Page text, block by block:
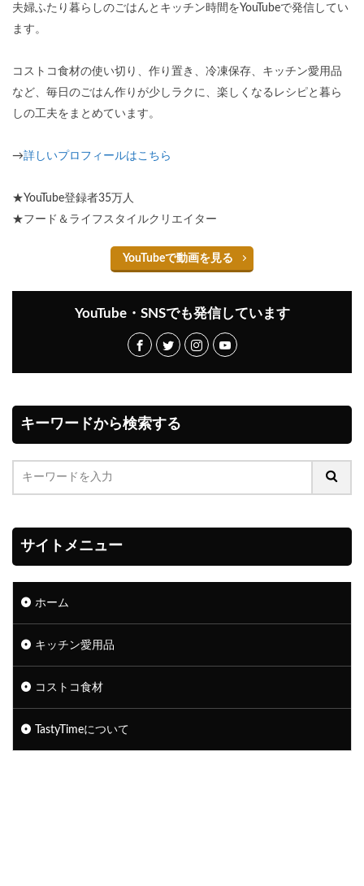
夫婦ふたり暮らしのごはんとキッチン時間をYouTubeで発信してい
ます。
コストコ食材の使い切り、作り置き、冷凍保存、キッチン愛用品
など、毎日のごはん作りが少しラクに、楽しくなるレシピと暮ら
しの工夫をまとめています。
→詳しいプロフィールはこちら
★YouTube登録者35万人
★フード＆ライフスタイルクリエイター
YouTubeで動画を見る
YouTube・SNSでも発信しています
キーワードから検索する
サイトメニュー
ホーム
キッチン愛用品
コストコ食材
TastyTimeについて